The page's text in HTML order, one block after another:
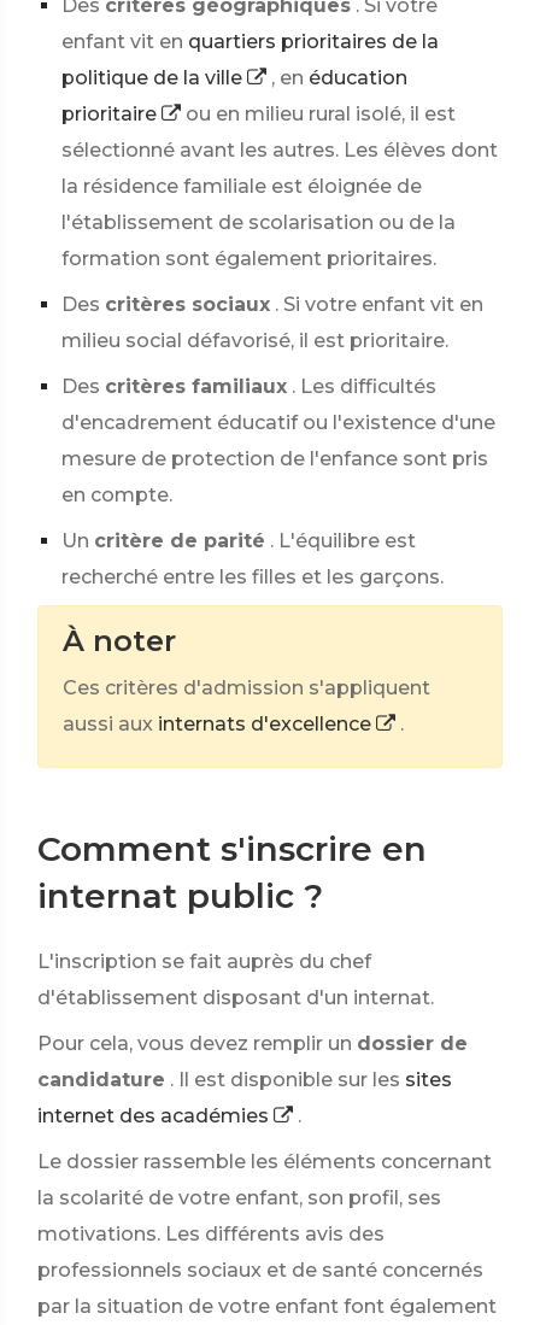
Des critères géographiques . Si votre
enfant vit en quartiers prioritaires de la
politique de la ville
, en éducation
prioritaire
ou en milieu rural isolé, il est
sélectionné avant les autres. Les élèves dont
la résidence familiale est éloignée de
l'établissement de scolarisation ou de la
formation sont également prioritaires.
Des critères sociaux . Si votre enfant vit en
milieu social défavorisé, il est prioritaire.
Des critères familiaux . Les difficultés
d'encadrement éducatif ou l'existence d'une
mesure de protection de l'enfance sont pris
en compte.
Un critère de parité . L'équilibre est
recherché entre les filles et les garçons.
À noter
Ces critères d'admission s'appliquent
aussi aux internats d'excellence .
Comment s'inscrire en
internat public ?
L'inscription se fait auprès du chef
d'établissement disposant d'un internat.
Pour cela, vous devez remplir un dossier de
candidature . Il est disponible sur les sites
internet des académies
.
Le dossier rassemble les éléments concernant
la scolarité de votre enfant, son profil, ses
motivations. Les différents avis des
professionnels sociaux et de santé concernés
par la situation de votre enfant font également